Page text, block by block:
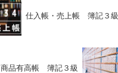
仕入帳・売上帳 簿記３級
商品有高帳 簿記３級